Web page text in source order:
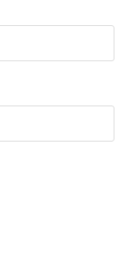
шилжүүлэн
тусламж